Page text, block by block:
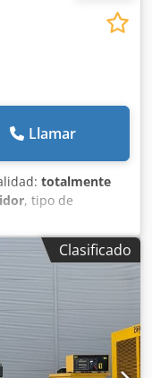
Llamar
totalmente
, tipo de
aire
año 2022, horas 7062,
sin soldaduras.
Clasificado